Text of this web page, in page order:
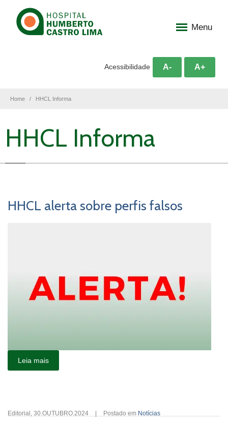
Menu
Acessibilidade A- A+
Home HHCL Informa
HHCL Informa
HHCL alerta sobre perfis falsos
Leia mais
Editorial , 30.OUTUBRO.2024 Postado em Notícias